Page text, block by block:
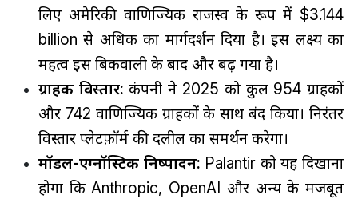
लिए अमेरिकी वाणिज्यिक राजस्व के रूप में $3.144
billion से अधिक का मार्गदर्शन दिया है। इस लक्ष्य का
महत्व इस बिकवाली के बाद और बढ़ गया है।
ग्राहक विस्तार: कंपनी ने 2025 को कुल 954 ग्राहकों
और 742 वाणिज्यिक ग्राहकों के साथ बंद किया। निरंतर
विस्तार प्लेटफ़ॉर्म की दलील का समर्थन करेगा।
मॉडल-एग्नॉस्टिक निष्पादन: Palantir को यह दिखाना
होगा कि Anthropic, OpenAI और अन्य के मजबूत